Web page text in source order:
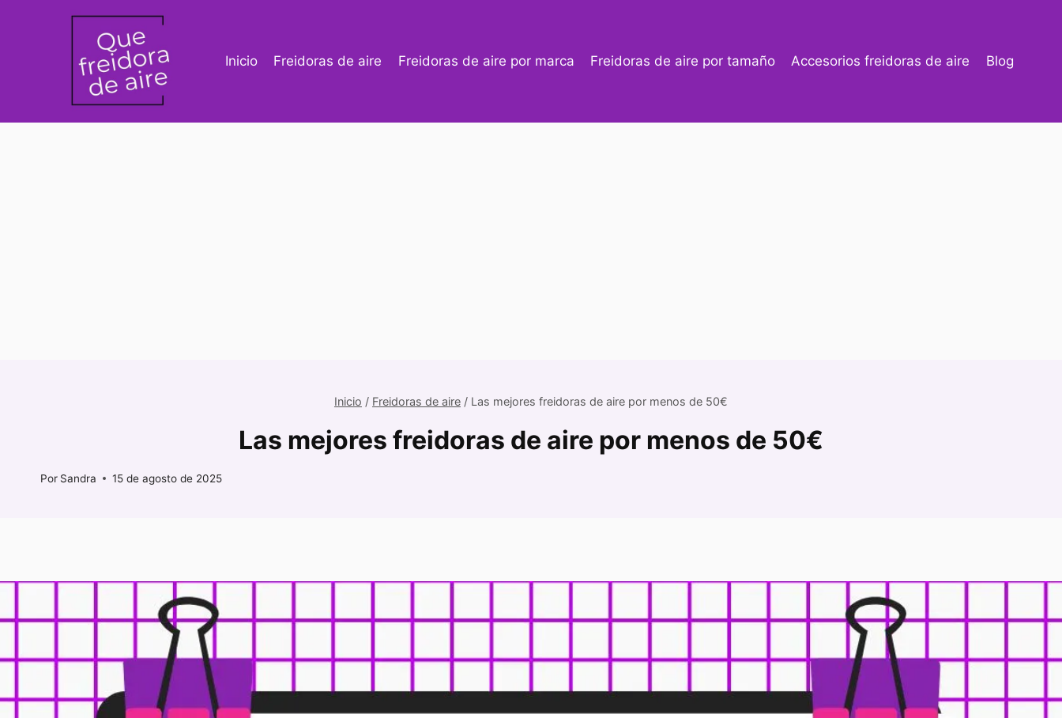
Inicio Freidoras de aire Freidoras de aire por marca Freidoras de aire por tamaño Accesorios freidoras de aire Blog
Inicio / Freidoras de aire / Las mejores freidoras de aire por menos de 50€
Las mejores freidoras de aire por menos de 50€
Por Sandra 15 de agosto de 2025